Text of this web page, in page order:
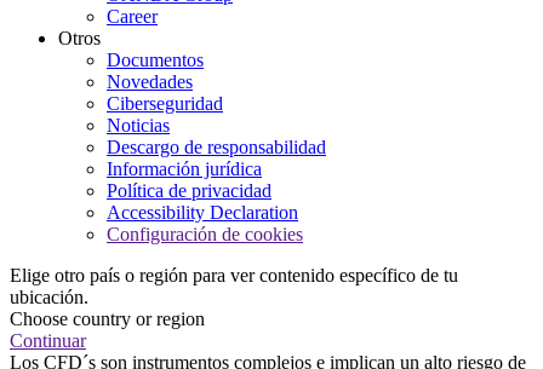
Career
Otros
Documentos
Novedades
Ciberseguridad
Noticias
Descargo de responsabilidad
Información jurídica
Política de privacidad
Accessibility Declaration
Configuración de cookies
Elige otro país o región para ver contenido específico de tu
ubicación.
Choose country or region
Continuar
Los CFD´s son instrumentos complejos e implican un alto riesgo de